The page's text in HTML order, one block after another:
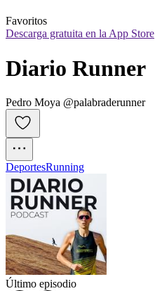
Favoritos
Descarga gratuita en la App Store
Diario Runner
Pedro Moya @palabraderunner
DeportesRunning
Último episodio